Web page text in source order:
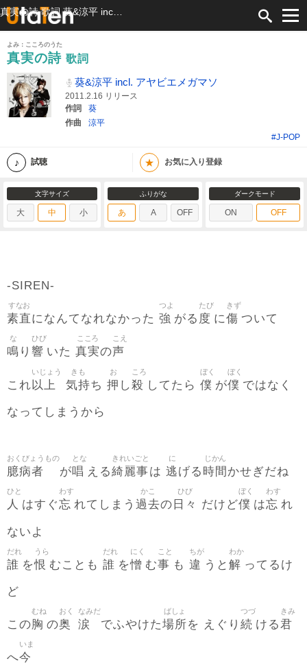
よみ：こころのうた
真実の詩 歌詞
葵&涼平 incl. アヤビエメガマソ
2011.2.16 リリース
作詞
葵
作曲
涼平
#J-POP
試聴 ★ お気に入り登録
文字サイズ
大 中 小
ふりがな
あ A OFF
ダークモード
ON OFF
-SIREN-
素直
すなお
になんてなれなかった 強
つよ
がる 度
たび
に傷
きず
ついて
鳴
な
り 響
ひび
いた 真実
こころ
の声
こえ
これ 以上
いじょう
気持
きも
ち 押
お
し殺
ころ
してたら 僕
ぼく
が僕
ぼく
ではなく
なってしまうから
臆病者
おくびょうもの
が唱
とな
える綺麗事
きれいごと
は 逃
に
げる 時間
じかん
かせぎだね
人
ひと
はすぐ忘
わす
れてしまう 過去
かこ
の 日々
ひび
だけど僕
ぼく
は忘
わす
れ
ないよ
誰
だれ
を恨
うら
むことも 誰
だれ
を憎
にく
む事
こと
も 違
ちが
うと 解
わか
ってるけ
ど
この胸
むね
の奥
おく
涙
なみだ
でふやけた場所
ばしょ
を えぐり 続
つづ
ける君
きみ
へ今
いま